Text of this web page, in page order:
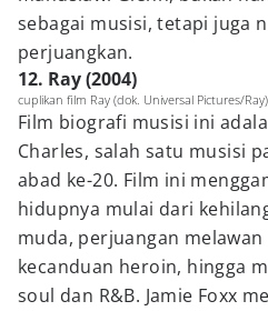
sebagai musisi, tetapi juga
perjuangkan.
12. Ray (2004)
cuplikan film Ray (dok. Universal Pictures/Ray)
Film biografi musisi ini
Charles, salah satu musisi
abad ke-20. Film ini
hidupnya mulai dari
muda, perjuangan
kecanduan heroin, hingga
soul dan R&B. Jamie Foxx